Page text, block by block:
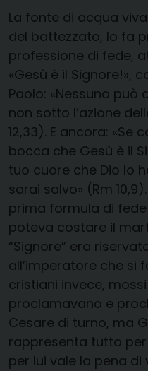
La fonte di acqua
del battezzato, lo fa
professione di fede,
«Gesù è il Signore!»,
Paolo: «Nessuno può
non sotto l’azione
12,33). E ancora: «Se
bocca che Gesù è il
tuo cuore che Dio lo
sarai salvo» (Rm
prima formula di
poteva costare il
“Signore” era
all’imperatore che si
cristiani invece,
proclamavano e
Cesare di turno, ma
rappresenta tutto per
per lui vale la pena di